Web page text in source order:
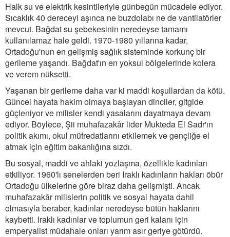
Halk su ve elektrik kesintileriyle günbegün mücadele ediyor.
Sıcaklık 40 dereceyi aşınca ne buzdolabı ne de vantilatörler
mevcut. Bağdat su şebekesinin neredeyse tamamı
kullanılamaz hale geldi. 1970-1980 yıllarına kadar,
Ortadoğu'nun en gelişmiş sağlık sisteminde korkunç bir
gerileme yaşandı. Bağdat'ın en yoksul bölgelerinde kolera
ve verem nüksetti.
Yaşanan bir gerileme daha var ki maddi koşullardan da kötü.
Güncel hayata hakim olmaya başlayan dinciler, gitgide
güçleniyor ve milisler kendi yasalarını dayatmaya devam
ediyor. Böylece, Şii muhafazakâr lider Mukteda El Sadr'ın
politik akımı, okul müfredatlarını etkilemek ve gençliğe el
atmak için eğitim bakanlığına sızdı.
Bu sosyal, maddi ve ahlaki yozlaşma, özellikle kadınları
etkiliyor. 1960'lı senelerden beri Iraklı kadınların hakları öbür
Ortadoğu ülkelerine göre biraz daha gelişmişti. Ancak
muhafazakâr milislerin politik ve sosyal hayata dahil
olmasıyla beraber, kadınlar neredeyse bütün haklarını
kaybetti. Iraklı kadınlar ve toplumun geri kalanı için
emperyalist müdahale onları yarım asır geriye götürdü.